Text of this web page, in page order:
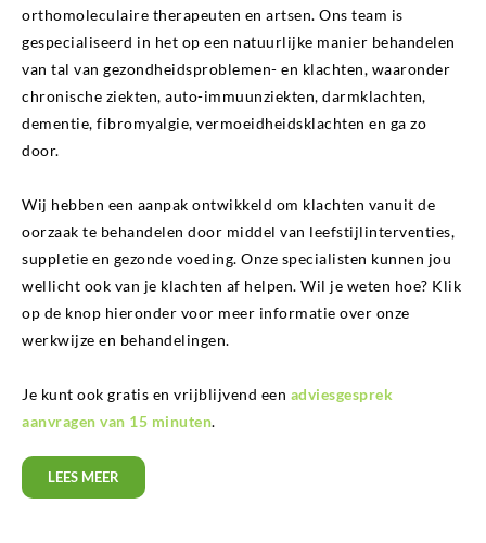
orthomoleculaire therapeuten en artsen. Ons team is
gespecialiseerd in het op een natuurlijke manier behandelen
van tal van gezondheidsproblemen- en klachten, waaronder
chronische ziekten, auto-immuunziekten, darmklachten,
dementie, fibromyalgie, vermoeidheidsklachten en ga zo
door.
Wij hebben een aanpak ontwikkeld om klachten vanuit de
oorzaak te behandelen door middel van leefstijlinterventies,
suppletie en gezonde voeding. Onze specialisten kunnen jou
wellicht ook van je klachten af helpen. Wil je weten hoe? Klik
op de knop hieronder voor meer informatie over onze
werkwijze en behandelingen.
Je kunt ook gratis en vrijblijvend een adviesgesprek
aanvragen van 15 minuten.
LEES MEER